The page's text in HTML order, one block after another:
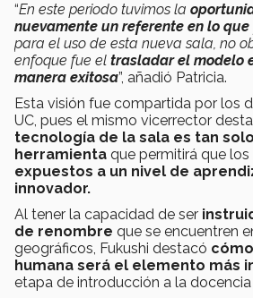
“En este periodo tuvimos la
nuevamente un referente en lo
para el uso de esta nueva sala, no
enfoque fue el trasladar el modelo
manera exitosa”, añadió Patricia.
Esta visión fue compartida por los
UC, pues el mismo vicerrector
tecnología de la sala es tan
herramienta que permitirá que los
expuestos a un nivel de
innovador.
Al tener la capacidad de ser
de renombre que se encuentren
geográficos, Fukushi destacó
humana será el elemento más
etapa de introducción a la